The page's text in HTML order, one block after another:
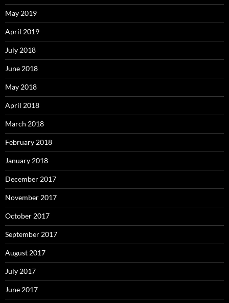
May 2019
April 2019
July 2018
June 2018
May 2018
April 2018
March 2018
February 2018
January 2018
December 2017
November 2017
October 2017
September 2017
August 2017
July 2017
June 2017